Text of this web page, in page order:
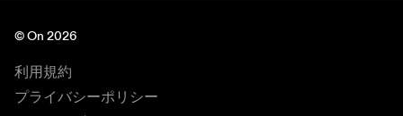
© On 2026
利用規約
プライバシーポリシー